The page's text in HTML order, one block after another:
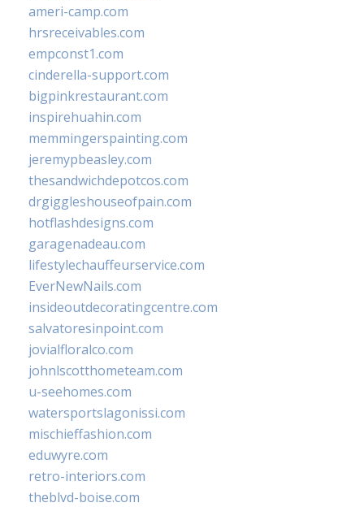
ameri-camp.com
hrsreceivables.com
empconst1.com
cinderella-support.com
bigpinkrestaurant.com
inspirehuahin.com
memmingerspainting.com
jeremypbeasley.com
thesandwichdepotcos.com
drgiggleshouseofpain.com
hotflashdesigns.com
garagenadeau.com
lifestylechauffeurservice.com
EverNewNails.com
insideoutdecoratingcentre.com
salvatoresinpoint.com
jovialfloralco.com
johnlscotthometeam.com
u-seehomes.com
watersportslagonissi.com
mischieffashion.com
eduwyre.com
retro-interiors.com
theblvd-boise.com